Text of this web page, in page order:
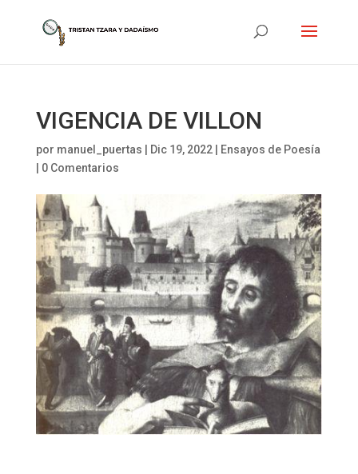
VIGENCIA DE VILLON
por manuel_puertas Dic 19, 2022|
Ensayos de Poesía
0 Comentarios